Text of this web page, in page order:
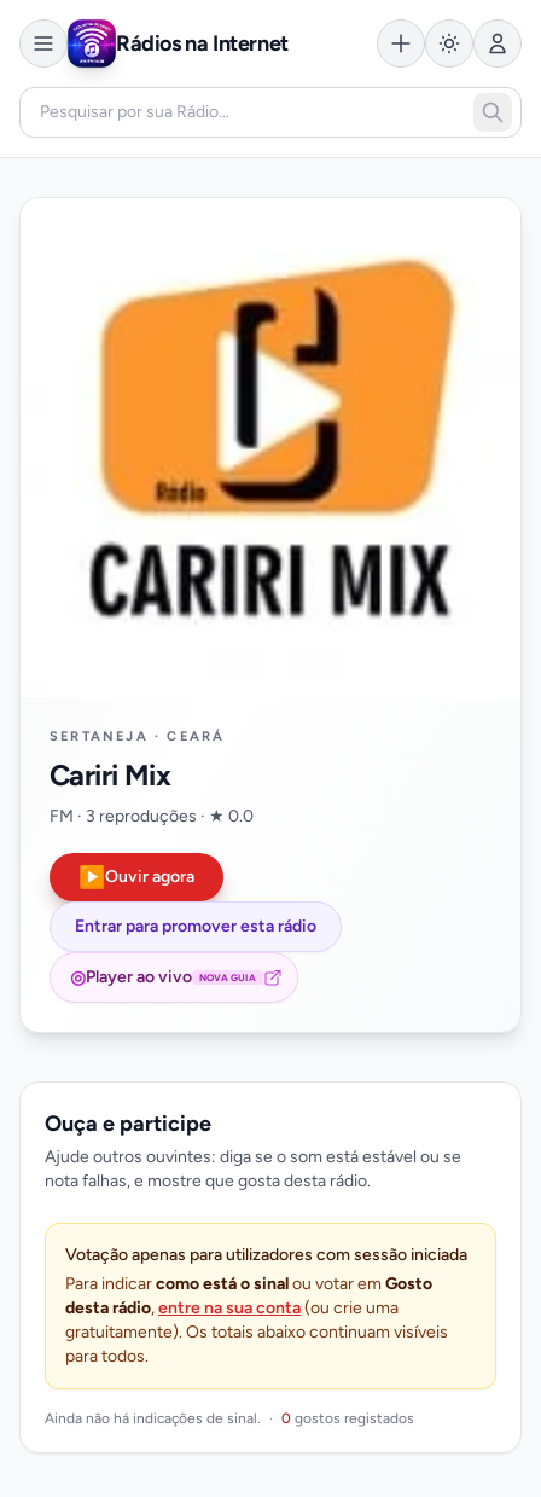
Rádios na Internet
SERTANEJA · CEARÁ
Cariri Mix
FM · 3 reproduções · ★ 0.0
▶ Ouvir agora
Entrar para promover esta rádio
◎Player ao vivo NOVA GUIA
Ouça e participe
Ajude outros ouvintes: diga se o som está estável ou se
nota falhas, e mostre que gosta desta rádio.
Votação apenas para utilizadores com sessão iniciada
Para indicarcomo está o sinalou votar emGosto
desta rádio,entre na sua conta(ou crie uma
gratuitamente). Os totais abaixo continuam visíveis
para todos.
Ainda não há indicações de sinal. · 0 gostos registados